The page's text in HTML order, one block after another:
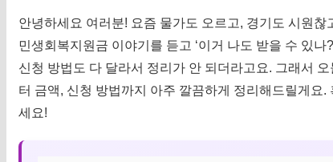
안녕하세요 여러분! 요즘 물가도 오르고, 경기도 시원
민생회복지원금 이야기를 듣고 ‘이거 나도 받을 수 있
신청 방법도 다 달라서 정리가 안 되더라고요. 그래서
터 금액, 신청 방법까지 아주 깔끔하게 정리해드릴게요
세요!